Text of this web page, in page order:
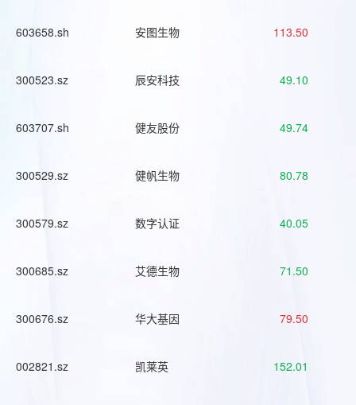
603658.sh 安图生物 113.50
300523.sz 辰安科技 49.10
603707.sh 健友股份 49.74
300529.sz 健帆生物 80.78
300579.sz 数字认证 40.05
300685.sz 艾德生物 71.50
300676.sz 华大基因 79.50
002821.sz 凯莱英 152.01